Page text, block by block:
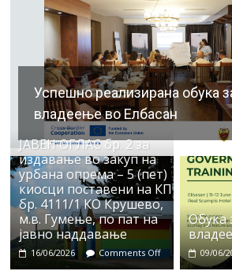
Успешно реализирана обука
владеење во Елбасан
ЈАВЕН ОГЛАС бр. 2 за
издавање во закуп на
урбана опрема – 5 (пет)
киосци поставени на КП
бр. 4111/1 КО Крушево,
м.в. Гумење, по пат на
јавно наддавање
16/06/2026 Comments Off
Обука
09/06/